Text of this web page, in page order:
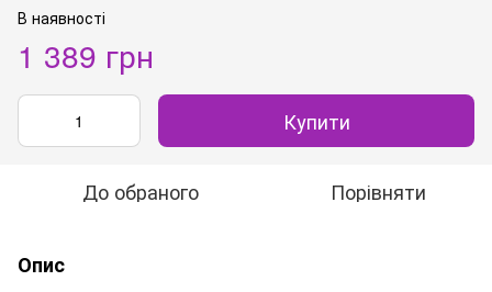
В наявності
1 389 грн
Купити
До обраного Порівняти
Опис